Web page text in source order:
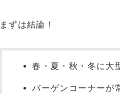
まずは結論！
春・夏・秋・冬に大
バーゲンコーナーが